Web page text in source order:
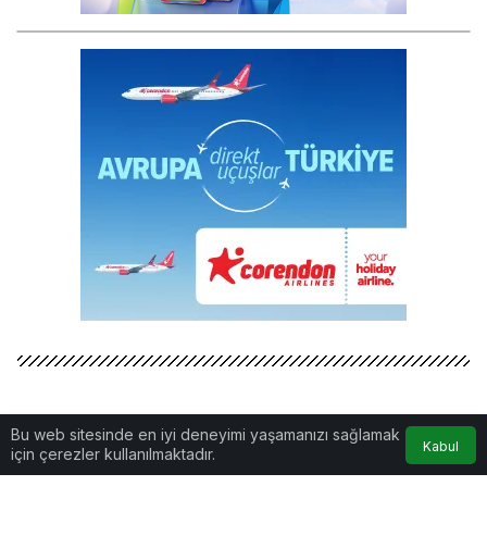
Bu web sitesinde en iyi deneyimi yaşamanızı sağlamak
için çerezler kullanılmaktadır.
Kabul